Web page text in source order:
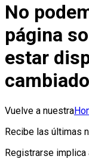
No
página
estar
Vuelve a nuestra
Recibe las últimas
Registrarse implica